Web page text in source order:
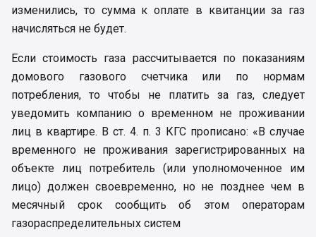
изменились, то сумма к оплате в квитанции за газ
начисляться не будет.
Если стоимость газа рассчитывается по показаниям
домового газового счетчика или по нормам
потребления, то чтобы не платить за газ, следует
уведомить компанию о временном не проживании
лиц в квартире. В ст. 4. п. 3 КГС прописано: «В случае
временного не проживания зарегистрированных на
объекте лиц потребитель (или уполномоченное им
лицо) должен своевременно, но не позднее чем в
месячный срок сообщить об этом операторам
газораспределительных систем